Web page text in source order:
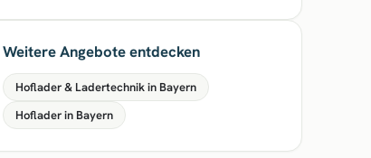
Weitere Angebote entdecken
Hoflader & Ladertechnik in Bayern
Hoflader in Bayern